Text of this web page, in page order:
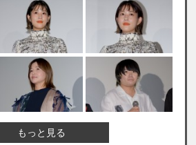
もっと見る